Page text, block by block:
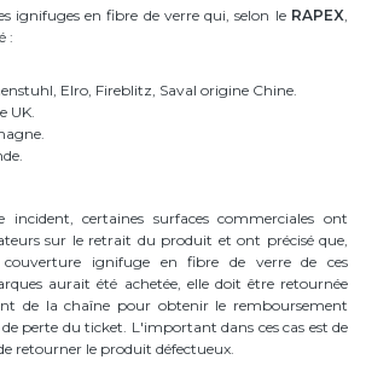
ignifuges en fibre de verre qui, selon le RAPEX,
:
Elro, Fireblitz, Saval origine Chine.
UK.
incident, certaines surfaces commerciales ont
sur le retrait du produit et ont précisé que,
ignifuge en fibre de verre de ces
aurait été achetée, elle doit être retournée
de la chaîne pour obtenir le remboursement
perte du ticket. L'important dans ces cas est de
retourner le produit défectueux.